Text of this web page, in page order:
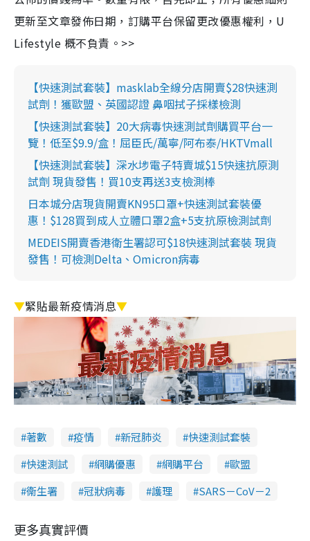
更新至文章發佈日期，訂購平台保留更改優惠權利，U
Lifestyle 概不負責。>>
【快速測試套裝】masklab全線分店開賣$28快速測
試劑！獲歐盟、英國認證 鼻咽拭子採樣檢測
【快速測試套裝】20大病毒快速測試劑購買平台一
覽！低至$9.9/盒！屈臣氏/萬寧/阿布泰/HKTVmall
【快速測試套裝】深水埗電子特賣城$15快速抗原測
試劑 現貨發售！買10支再送3支檢測棒
日本城分店現貨開賣KN95口罩+快速測試套裝優
惠！$128買到成人立體口罩2盒+5支抗原檢測試劑
MEDEIS開賣香港衛生署認可$18快速測試套裝 現貨
發售！可檢測Delta、Omicron病毒
▼緊貼最新疫情消息▼
著數 疫情 新冠肺炎
快速測試套裝
快速測試
網購優惠 網購平台
歐盟
衞生署
冠狀病毒 護理 SARS－CoV－2
更多真實評價